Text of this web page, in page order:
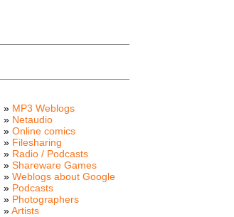
» MP3 Weblogs
» Netaudio
» Online comics
» Filesharing
» Radio / Podcasts
» Shareware Games
» Weblogs about Google
» Podcasts
» Photographers
»Artists